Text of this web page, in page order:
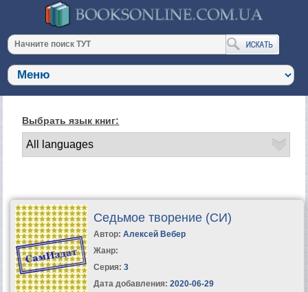
Выбрать язык книг:
Седьмое творение (СИ)
Автор: Алексей Вебер
Жанр:
Серия: 3
Дата добавления: 2020-06-29